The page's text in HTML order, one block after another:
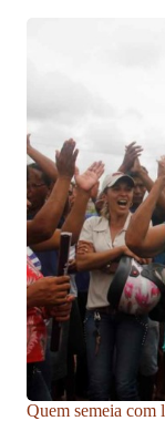
Quem semeia com